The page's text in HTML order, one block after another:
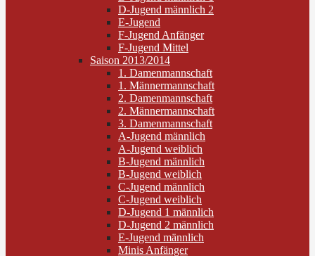
D-Jugend männlich 2
E-Jugend
F-Jugend Anfänger
F-Jugend Mittel
Saison 2013/2014
1. Damenmannschaft
1. Männermannschaft
2. Damenmannschaft
2. Männermannschaft
3. Damenmannschaft
A-Jugend männlich
A-Jugend weiblich
B-Jugend männlich
B-Jugend weiblich
C-Jugend männlich
C-Jugend weiblich
D-Jugend 1 männlich
D-Jugend 2 männlich
E-Jugend männlich
Minis Anfänger